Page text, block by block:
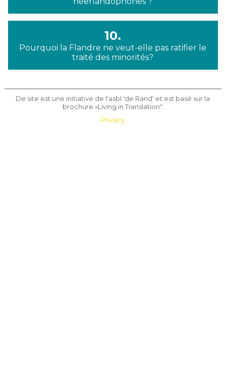
10.
Pourquoi la Flandre ne veut-elle pas ratifier le
traité des minorités?
De site est une initiative de l'asbl 'de Rand' et est basé sur la
brochure «Living in Translation".
Privacy